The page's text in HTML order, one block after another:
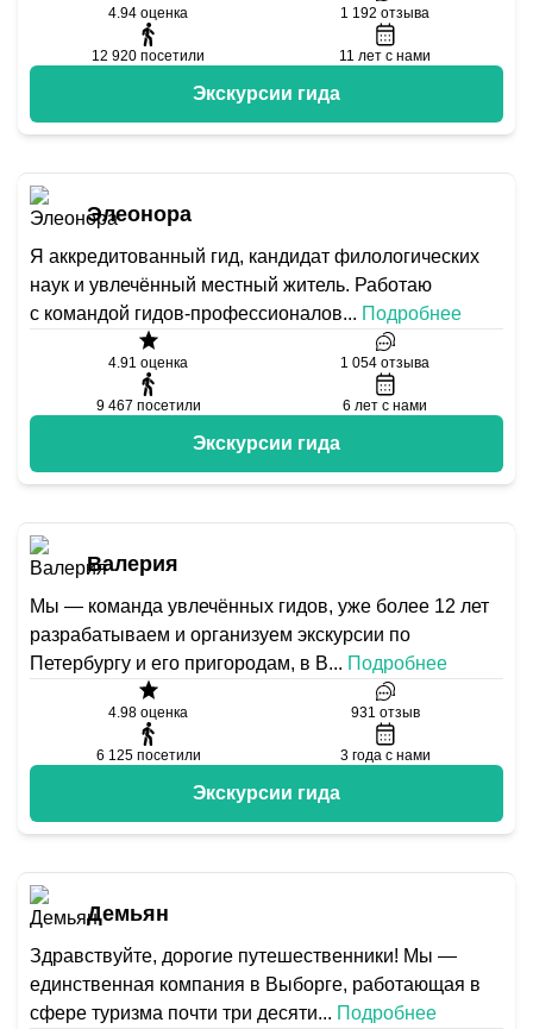
4.94 оценка 1 192 отзыва
12 920 посетили 11 лет с нами
Экскурсии гида
Элеонора
Я аккредитованный гид, кандидат филологических
наук и увлечённый местный житель. Работаю
с командой гидов-профессионалов... Подробнее
4.91 оценка 1 054 отзыва
9 467 посетили 6 лет с нами
Экскурсии гида
Валерия
Мы — команда увлечённых гидов, уже более 12 лет
разрабатываем и организуем экскурсии по
Петербургу и его пригородам, в В... Подробнее
4.98 оценка 931 отзыв
6 125 посетили 3 года с нами
Экскурсии гида
Демьян
Здравствуйте, дорогие путешественники! Мы —
единственная компания в Выборге, работающая в
сфере туризма почти три десяти... Подробнее